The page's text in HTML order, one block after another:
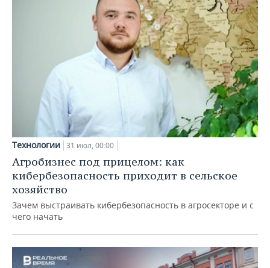
Технологии 31 июл, 00:00
Агробизнес под прицелом: как
кибербезопасность приходит в сельское
хозяйство
Зачем выстраивать кибербезопасность в агросекторе и с
чего начать